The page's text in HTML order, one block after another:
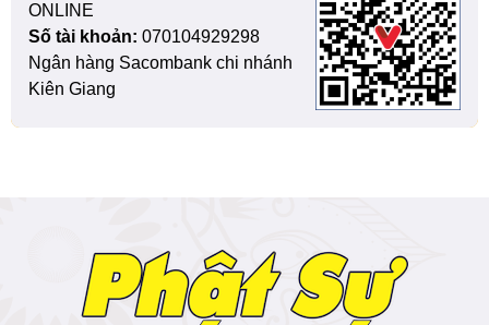
ONLINE
Số tài khoản: 070104929298
Ngân hàng Sacombank chi nhánh
Kiên Giang